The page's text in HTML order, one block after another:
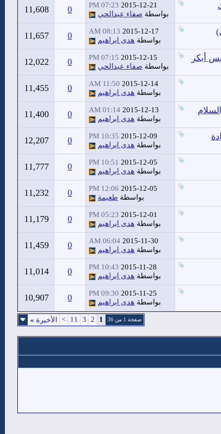
2015-12-21
07:23 PM
بواسطة صفاء عبدالحي 0
11,608
2015-12-17
08:13 AM
بواسطة هدى ابراهيم 0
11,657
أبكر 2015-12-15
07:15 PM
بواسطة صفاء عبدالحي 0
12,022
2015-12-14
11:50 AM
بواسطة هدى ابراهيم 0
11,455
2015-12-13
01:14 AM
بواسطة هدى ابراهيم 0
11,400
2015-12-09
10:35 PM
بواسطة هدى ابراهيم 0
12,207
2015-12-05
10:51 PM
بواسطة هدى ابراهيم 0
11,777
2015-12-05
12:06 PM
بواسطة طعيمة 0
11,232
2015-12-01
05:23 PM
بواسطة هدى ابراهيم 0
11,179
2015-11-30
06:04 AM
بواسطة هدى ابراهيم 0
11,459
2015-11-28
10:43 PM
بواسطة هدى ابراهيم 0
11,014
2015-11-25
09:30 PM
بواسطة هدى ابراهيم 0
10,907
صفحة 1 من 36 1
2
3
11
> الأخيرة »